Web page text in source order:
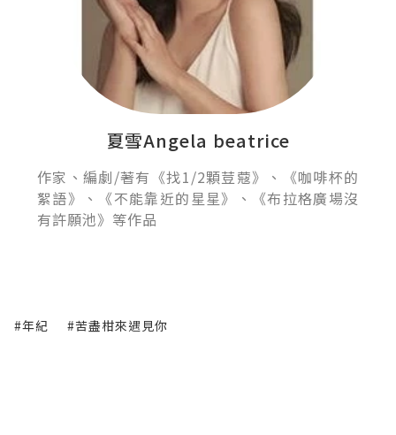
夏雪Angela beatrice
作家、編劇/著有《找1/2顆荳蔻》、《咖啡杯的
絮語》、《不能靠近的星星》、《布拉格廣場沒
有許願池》等作品
#年紀 #苦盡柑來遇見你